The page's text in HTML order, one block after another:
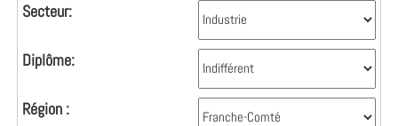
Secteur:
Diplôme:
Région :